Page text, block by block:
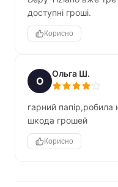
доступні гроші.
Корисно
О
Ольга Ш.
гарний
шкода грошей
Корисно